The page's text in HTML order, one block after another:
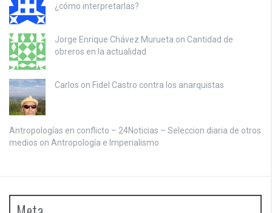
¿cómo interpretarlas?
Jorge Enrique Chávez Murueta on Cantidad de
obreros en la actualidad
Carlos on Fidel Castro contra los anarquistas
Antropologías en conflicto – 24Noticias – Seleccion diaria de otros
medios on Antropología e Imperialismo